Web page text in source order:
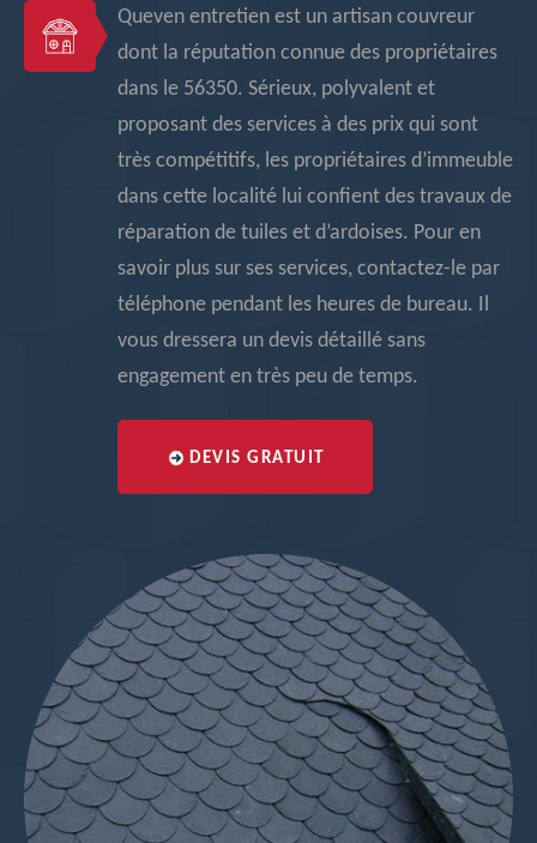
Queven entretien est un artisan couvreur
dont la réputation connue des propriétaires
dans le 56350. Sérieux, polyvalent et
proposant des services à des prix qui sont
très compétitifs, les propriétaires d’immeuble
dans cette localité lui confient des travaux de
réparation de tuiles et d’ardoises. Pour en
savoir plus sur ses services, contactez-le par
téléphone pendant les heures de bureau. Il
vous dressera un devis détaillé sans
engagement en très peu de temps.
DEVIS GRATUIT